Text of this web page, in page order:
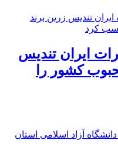
ایران تندیس
کشور را